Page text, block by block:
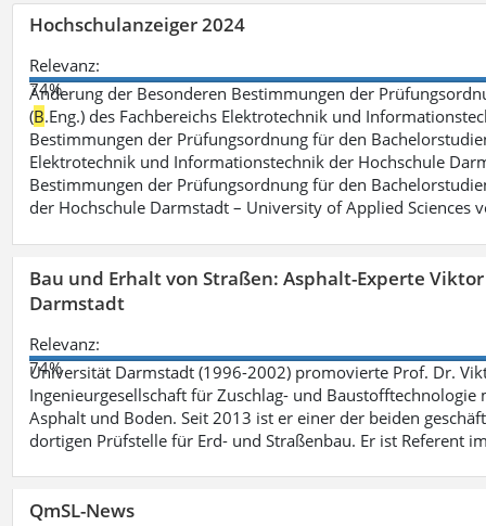
Hochschulanzeiger 2024
Relevanz:
74%
Änderung der Besonderen Bestimmungen der
(B.Eng.) des Fachbereichs Elektrotechnik und
Bestimmungen der Prüfungsordnung für den
Elektrotechnik und Informationstechnik der Hochschule
Bestimmungen der Prüfungsordnung für den
der Hochschule Darmstadt – University of Applied Sciences
Bau und Erhalt von Straßen: Asphalt-Experte
Darmstadt
Relevanz:
74%
Universität Darmstadt (1996-2002) promovierte Prof. Dr.
Ingenieurgesellschaft für Zuschlag- und
Asphalt und Boden. Seit 2013 ist er einer der beiden
dortigen Prüfstelle für Erd- und Straßenbau. Er ist Referent
QmSL-News